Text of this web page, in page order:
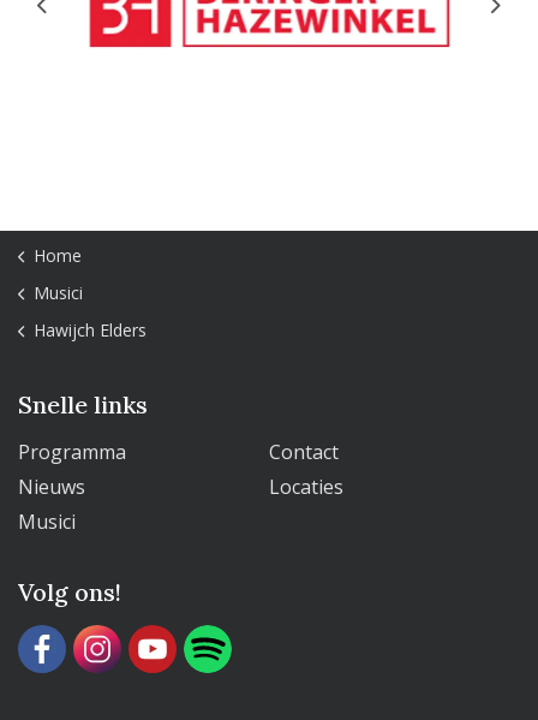
Previous Next
Home
Musici
Hawijch Elders
Snelle links
Programma
Contact
Nieuws
Locaties
Musici
Volg ons!